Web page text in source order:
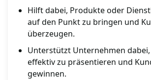
Hilft dabei, Produkte oder
auf den Punkt zu bringen und
überzeugen.
Unterstützt Unternehmen
effektiv zu präsentieren und
gewinnen.